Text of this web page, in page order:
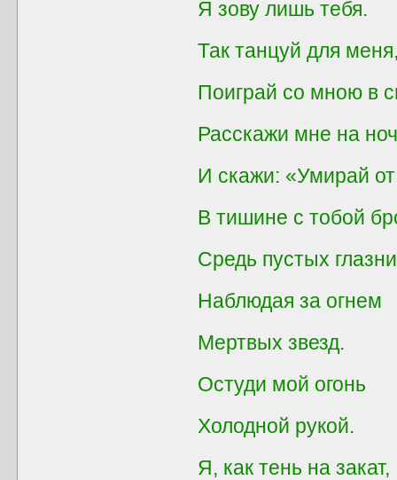
Я зову лишь тебя.
Так танцуй для
Поиграй со мною в
Расскажи мне на
И скажи: «Умирай
В тишине с тобой
Средь пустых
Наблюдая за огнем
Мертвых звезд.
Остуди мой огонь
Холодной рукой.
Я, как тень на закат,